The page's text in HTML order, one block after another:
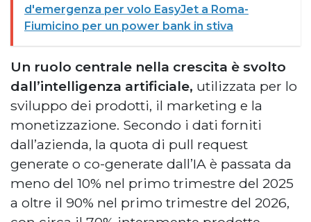
d'emergenza per volo EasyJet a Roma-
Fiumicino per un power bank in stiva
Un ruolo centrale nella crescita è svolto
dall’intelligenza artificiale, utilizzata per lo
sviluppo dei prodotti, il marketing e la
monetizzazione. Secondo i dati forniti
dall’azienda, la quota di pull request
generate o co-generate dall’IA è passata da
meno del 10% nel primo trimestre del 2025
a oltre il 90% nel primo trimestre del 2026,